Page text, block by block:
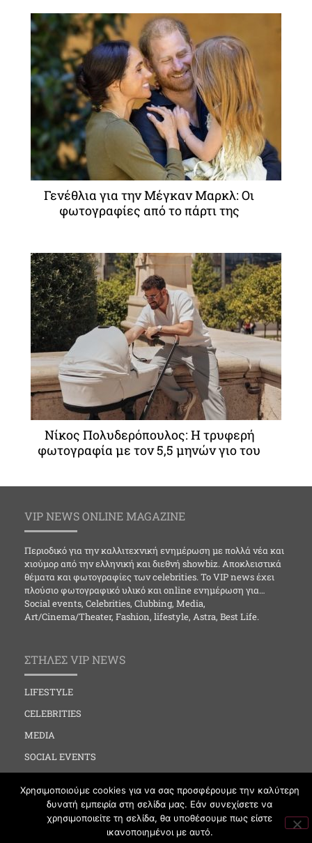
Γενέθλια για την Μέγκαν Μαρκλ: Οι
φωτογραφίες από το πάρτι της
Νίκος Πολυδερόπουλος: Η τρυφερή
φωτογραφία με τον 5,5 μηνών γιο του
VIP NEWS ONLINE MAGAZINE
Περιοδικό για την καλλιτεχνική ενημέρωση με πολλά νέα και
χιούμορ από την ελληνική και διεθνή showbiz. Αποκλειστικά
θέματα και φωτογραφίες των celebrities. Το VIP news έχει
πλούσιο φωτογραφικό υλικό και online ενημέρωση για…
Social events, Celebrities, Clubbing, Media,
Art/Cinema/Theater, Fashion, lifestyle, Astra, Best Life.
ΣΤΗΛΕΣ VIP NEWS
LIFESTYLE
CELEBRITIES
MEDIA
SOCIAL EVENTS
FASHION
NEWS
Χρησιμοποιούμε cookies για να σας προσφέρουμε την καλύτερη
δυνατή εμπειρία στη σελίδα μας. Εάν συνεχίσετε να
χρησιμοποιείτε τη σελίδα, θα υποθέσουμε πως είστε
ικανοποιημένοι με αυτό.